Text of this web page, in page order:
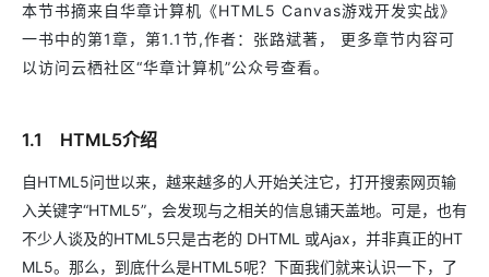
本节书摘来自华章计算机《HTML5 Canvas游戏开发实战》
一书中的第1章，第1.1节,作者：张路斌著， 更多章节内容可
以访问云栖社区“华章计算机”公众号查看。
1.1 HTML5介绍
自HTML5问世以来，越来越多的人开始关注它，打开搜索网页输
入关键字“HTML5”，会发现与之相关的信息铺天盖地。可是，也有
不少人谈及的HTML5只是古老的 DHTML 或Ajax，并非真正的HT
ML5。那么，到底什么是HTML5呢？下面我们就来认识一下，了